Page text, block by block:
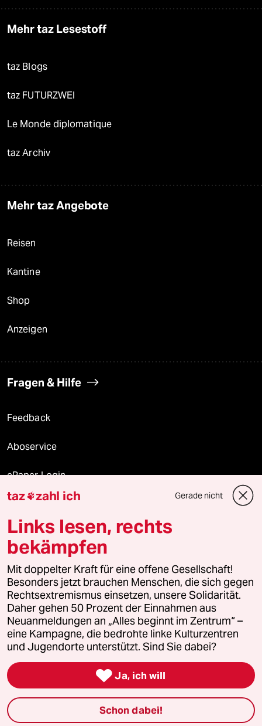
Mehr taz Lesestoff
taz Blogs
taz FUTURZWEI
Le Monde diplomatique
taz Archiv
Mehr taz Angebote
Reisen
Kantine
Shop
Anzeigen
Fragen & Hilfe
Feedback
Aboservice
ePaper Login
Downloads für Abonnierende
© 2026 taz Verlags und Vertriebs GmbH
Alle Rechte vorbehalten. Bei rechtlichen Fragen oder für Genehmigungen
wenden Sie sich bitte an lizenzen@taz.de
Feedback Redaktionsstatut Kommune-Richtlinien
Leitlinie Informant Datenschutz Impressum AGB
Seitenwende Einwilligungen widerrufen (Ads)
taz zahl ich Gerade nicht
Links lesen, rechts
bekämpfen
Mit doppelter Kraft für eine offene Gesellschaft!
Besonders jetzt brauchen Menschen, die sich gegen
Rechtsextremismus einsetzen, unsere Solidarität.
Daher gehen 50 Prozent der Einnahmen aus
Neuanmeldungen an „Alles beginnt im Zentrum“ –
eine Kampagne, die bedrohte linke Kulturzentren
und Jugendorte unterstützt. Sind Sie dabei?
 Ja, ich will
Schon dabei!